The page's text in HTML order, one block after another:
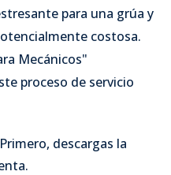
para una grúa y
costosa.
Mecánicos"
proceso de servicio
Primero, descargas la